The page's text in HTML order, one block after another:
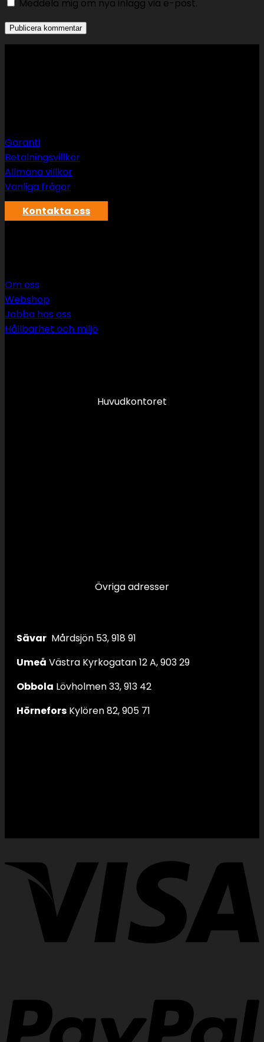
Meddela mig om nya inlägg via e-post.
Garanti
Betalningsvillkor
Allmäna villkor
Vanliga frågor
Kontakta oss
Om oss
Webshop
Jobba hos oss
Hållbarhet och miljö
Huvudkontoret
Övriga adresser
Sävar Mårdsjön 53, 918 91
Umeå Västra Kyrkogatan 12 A, 903 29
Obbola Lövholmen 33, 913 42
Hörnefors Kylören 82, 905 71